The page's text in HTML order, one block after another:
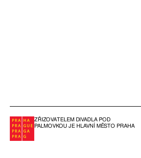
ZŘIZOVATELEM DIVADLA POD
PALMOVKOU JE HLAVNÍ MĚSTO PRAHA